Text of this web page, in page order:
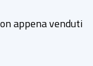
appena venduti